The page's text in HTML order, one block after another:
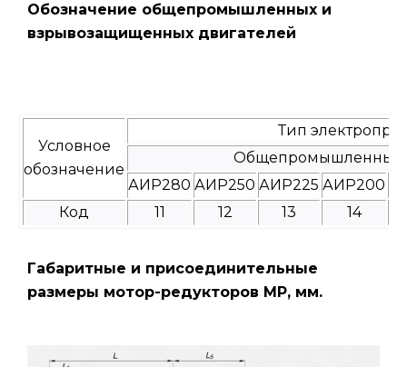
Обозначение общепромышленных и
взрывозащищенных двигателей
Условное
обозначение
Тип
Общепромышленные
АИР280 АИР250 АИР225 АИР200
Код
11 12 13 14
Габаритные и присоединительные
размеры мотор-редукторов МР, мм.